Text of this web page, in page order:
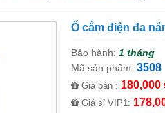
Ổ cắm điện đa
Bảo hành: 1 tháng
Mã sản phẩm: 3508
Giá bán : 180,000
Giá sỉ VIP1: